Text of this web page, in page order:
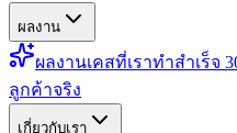
ผลงาน
ผลงานเคสที่เราทำสำเร็จ
ลูกค้าจริง
เกี่ยวกับเรา